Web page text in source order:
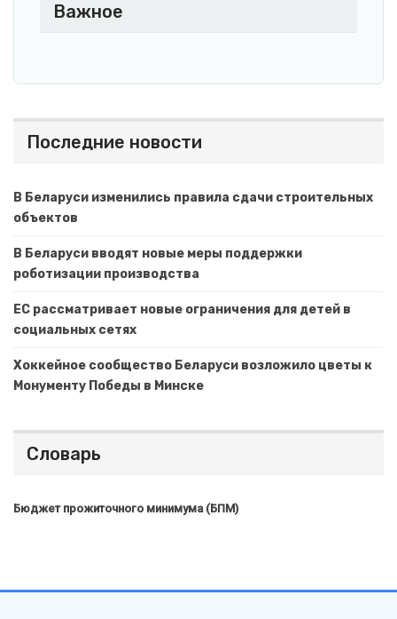
Важное
Последние новости
В Беларуси изменились правила сдачи строительных
объектов
В Беларуси вводят новые меры поддержки
роботизации производства
ЕС рассматривает новые ограничения для детей в
социальных сетях
Хоккейное сообщество Беларуси возложило цветы к
Монументу Победы в Минске
Словарь
Бюджет прожиточного минимума (БПМ)